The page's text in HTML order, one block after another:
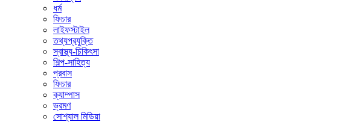
ধর্ম
ফিচার
লাইফস্টাইল
তথ্যপ্রযুক্তি
স্বাস্থ্য-চিকিৎসা
শিল্প-সাহিত্য
প্রবাস
ফিচার
ক্যাম্পাস
ভ্রমণ
সোশ্যাল মিডিয়া